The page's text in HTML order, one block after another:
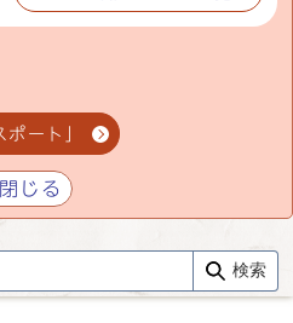
ート」
閉じる
検索